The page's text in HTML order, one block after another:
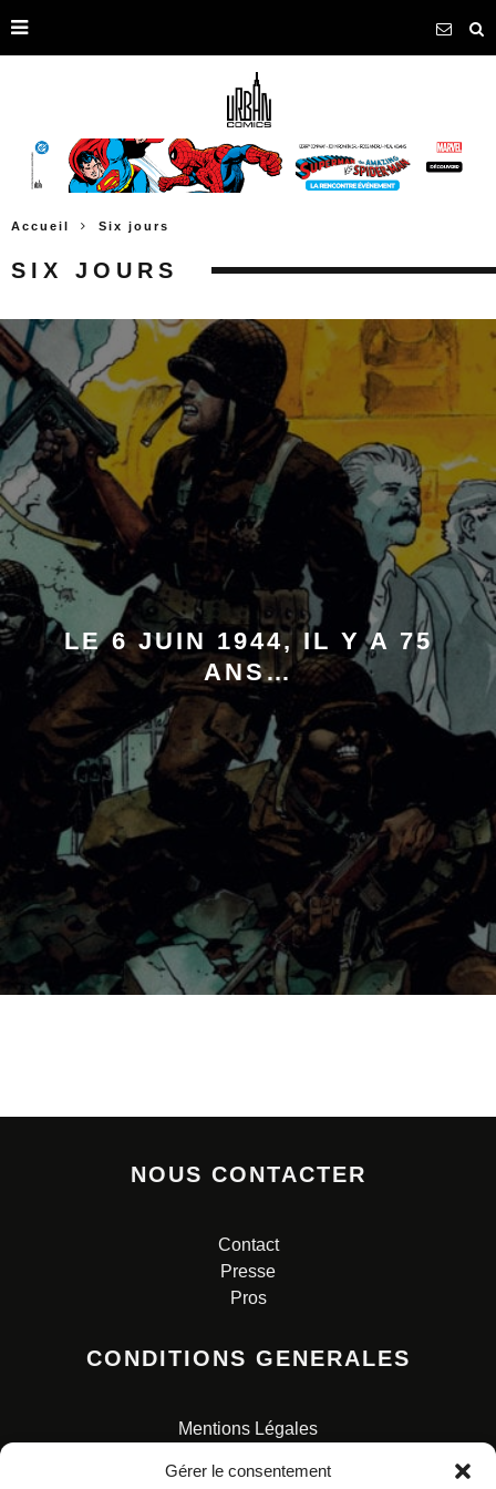
Gérer le consentement
Accueil Six jours
SIX JOURS
LE 6 JUIN 1944, IL Y A 75
ANS…
NOUS CONTACTER
Contact
Presse
Pros
CONDITIONS GENERALES
Mentions Légales
Charte pour la protection des données personnelles